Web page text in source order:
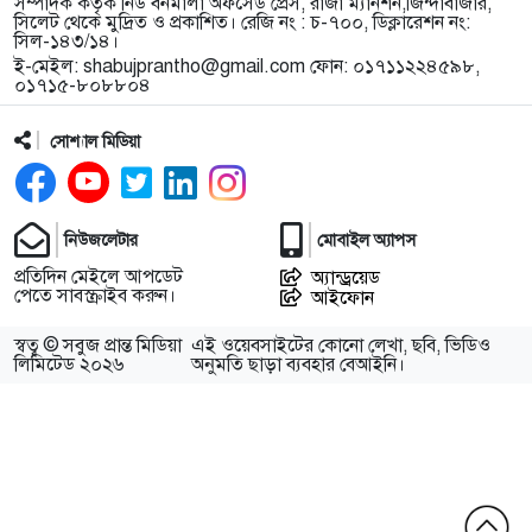
সিলেট থেকে মুদ্রিত ও প্রকাশিত। রেজি নং : চ-৭০০, ডিক্লারেশন নং:
সিল-১৪৩/১৪।
ই-মেইল: shabujprantho@gmail.com ফোন: ০১৭১১২২৪৫৯৮,
০১৭১৫-৮০৮৮০৪
সোশ্যাল মিডিয়া
নিউজলেটার
প্রতিদিন মেইলে আপডেট
পেতে সাবস্ক্রাইব করুন।
মোবাইল অ্যাপস
অ্যান্ড্রয়েড
আইফোন
স্বত্ব © সবুজ প্রান্ত মিডিয়া
লিমিটেড ২০২৬
এই ওয়েবসাইটের কোনো লেখা, ছবি, ভিডিও
অনুমতি ছাড়া ব্যবহার বেআইনি।